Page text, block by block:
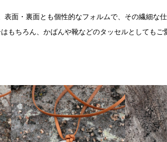
面・裏面とも個性的なフォルムで、その繊細な
もちろん、かばんや靴などのタッセルとしてもご